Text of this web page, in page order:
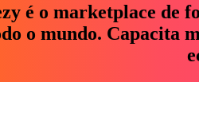
é o marketplace de
o mundo. Capacita